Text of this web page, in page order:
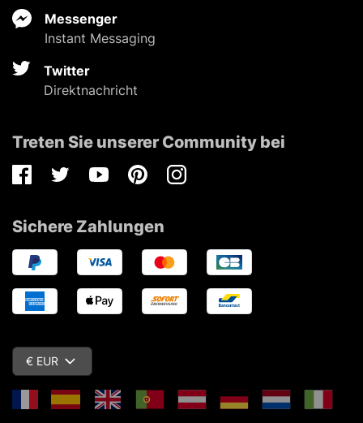
Messenger
Instant Messaging
Twitter
Direktnachricht
Treten Sie unserer Community bei
FacebookTwitterYoutubePinterestInstagram
Sichere Zahlungen
€ EUR